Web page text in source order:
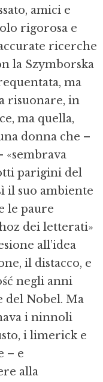
amici e
rigorosa e
ricerche
la Szymborska
ma
risuonare, in
ma quella,
donna che –
«sembrava
parigini del
il suo ambiente
le paure
dei letterati»
all’idea
il distacco, e
negli anni
del Nobel. Ma
i ninnoli
i limerick e
– e
alla